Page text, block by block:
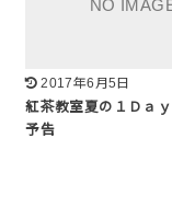
2017年6月5日
紅茶教室夏の１Ｄａ
予告